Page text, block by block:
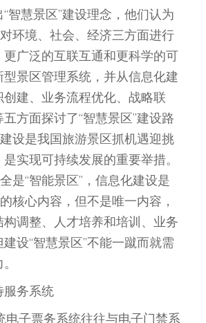
智慧景区”建设理念，他们认为
环境、社会、经济三方面进行
广泛的互联互通和更科学的可
景区管理系统，并从信息化建
建、业务流程优化、战略联
方面探讨了“智慧景区’’建设路
建设是我国旅游景区抓机遇迎挑
实现可持续发展的重要举措。
是“智能景区”，信息化建设是
核心内容，但不是唯一内容，
调整、人才培养和培训、业务
设“智慧景区”不能一蹴而就需
服务系统
电子票务系统往往与电子门禁系